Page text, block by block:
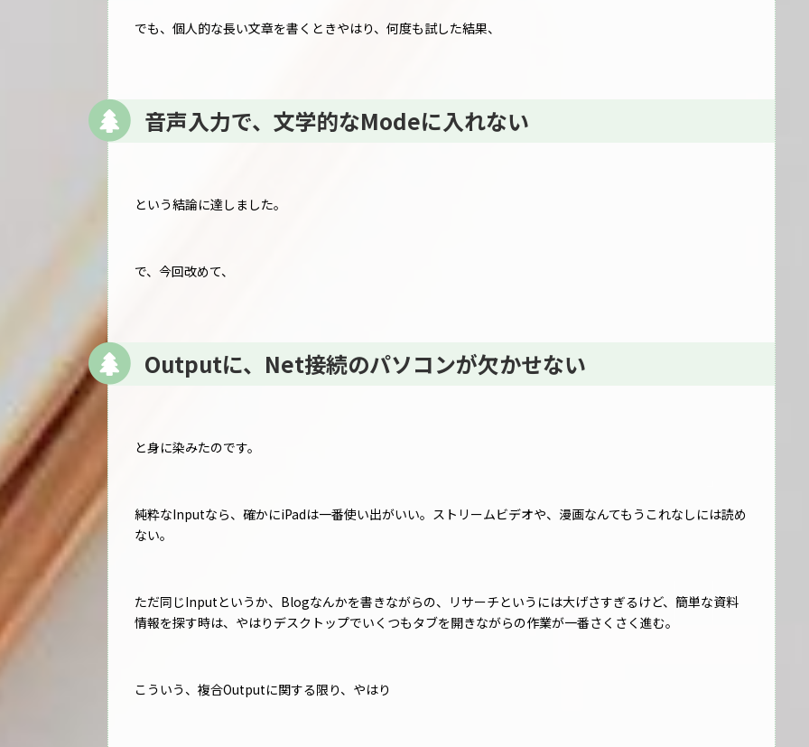
でも、個人的な長い文章を書くときやはり、何度も試した結果、
音声入力で、文学的なModeに入れない
という結論に達しました。
で、今回改めて、
Outputに、Net接続のパソコンが欠かせない
と身に染みたのです。
純粋なInputなら、確かにiPadは一番使い出がいい。ストリームビデオや、漫画なんてもうこれなしには読め
ない。
ただ同じInputというか、Blogなんかを書きながらの、リサーチというには大げさすぎるけど、簡単な資料
情報を探す時は、やはりデスクトップでいくつもタブを開きながらの作業が一番さくさく進む。
こういう、複合Outputに関する限り、やはり